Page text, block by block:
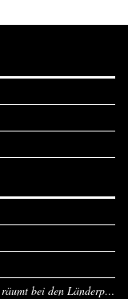
Was für ein Pfingstwochenende! Der BSV NRW räumt bei den Länderpokalen ab